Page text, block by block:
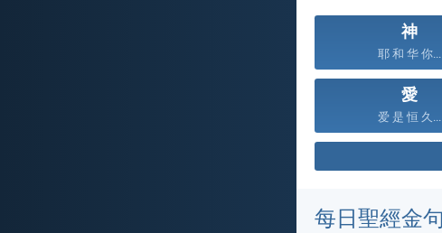
神
耶 和 华 你...
愛
爱 是 恒 久...
每日聖經金句